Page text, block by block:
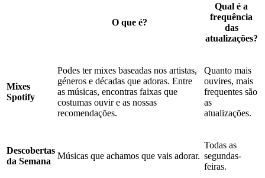
O que é?
Qual é a
frequência
das
atualizações?
Mixes
Spotify
Podes ter mixes baseadas nos artistas,
géneros e décadas que adoras. Entre
as músicas, encontras faixas que
costumas ouvir e as nossas
recomendações.
Quanto mais
ouvires, mais
frequentes são
as
atualizações.
Descobertas
da Semana
Músicas que achamos que vais adorar.
Todas as
segundas-
feiras.